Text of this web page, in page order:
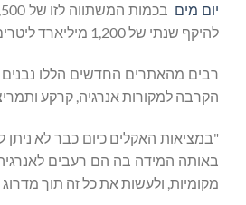
יום מים
להיקף שנתי של 1,200 מיליארד ליטרים.
רבים מהאתרים החדשים הללו
הקרבה למקורות אנרגיה, קרקע
באותה המידה בה הם רעבים
מקומיות, ולעשות את כל זה תוך